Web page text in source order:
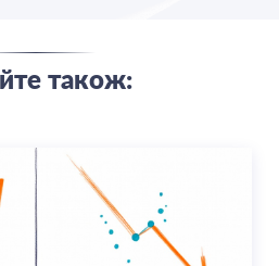
також: